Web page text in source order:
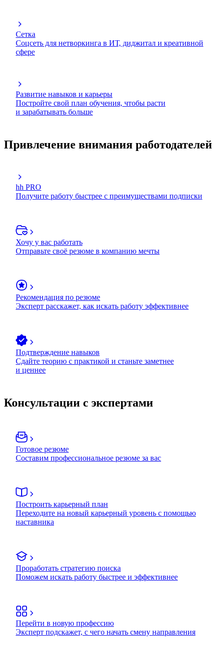
Сетка
Соцсеть для нетворкинга в ИТ, диджитал и креативной
сфере
Развитие навыков и карьеры
Постройте свой план обучения, чтобы расти
и зарабатывать больше
Привлечение внимания работодателей
hh PRO
Получите работу быстрее с преимуществами подписки
Хочу у вас работать
Отправьте своё резюме в компанию мечты
Рекомендация по резюме
Эксперт расскажет, как искать работу эффективнее
Подтверждение навыков
Сдайте теорию с практикой и станьте заметнее
и ценнее
Консультации с экспертами
Готовое резюме
Составим профессиональное резюме за вас
Построить карьерный план
Переходите на новый карьерный уровень с помощью
наставника
Проработать стратегию поиска
Поможем искать работу быстрее и эффективнее
Перейти в новую профессию
Эксперт подскажет, с чего начать смену направления